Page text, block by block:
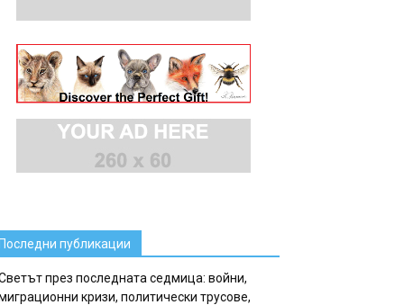
публикации
през последната седмица: войни,
кризи, политически трусове,